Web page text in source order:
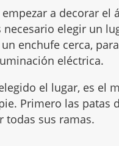
empezar a decorar el
necesario elegir un
enchufe cerca,
eléctrica.
el lugar, es el
Primero las patas
todas sus ramas.